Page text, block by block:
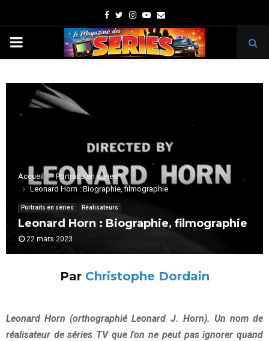
Facebook
TwitterInstagram
Youtube
Email
PRIMARY
Accueil
Portraits en séries
Leonard Horn : Biographie, filmographie
Portraits en séries Réalisateurs
Leonard Horn : Biographie, filmographie
22 mars 2023
Par Christophe Dordain
Leonard Horn (orthographié Leonard J. Horn). Un nom de
réalisateur de séries TV que l'on ne peut pas ignorer quand